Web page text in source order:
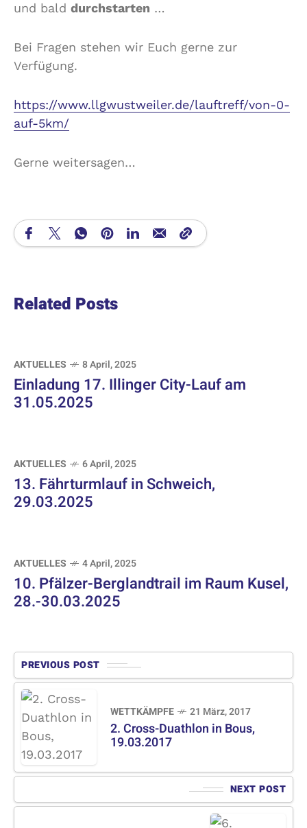
und bald durchstarten …
Bei Fragen stehen wir Euch gerne zur
Verfügung.
https://www.llgwustweiler.de/lauftreff/von-0-
auf-5km/
Gerne weitersagen…
Related Posts
AKTUELLES 8 April, 2025
Einladung 17. Illinger City-Lauf am
31.05.2025
AKTUELLES 6 April, 2025
13. Fährturmlauf in Schweich,
29.03.2025
AKTUELLES 4 April, 2025
10. Pfälzer-Berglandtrail im Raum Kusel,
28.-30.03.2025
PREVIOUS POST
WETTKÄMPFE 21 März, 2017
2. Cross-Duathlon in Bous,
19.03.2017
NEXT POST